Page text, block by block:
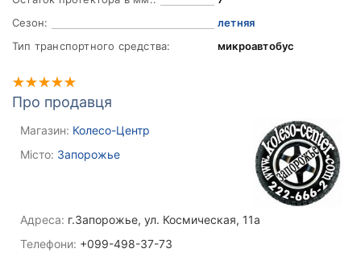
Сезон:
летняя
Тип транспортного средства:
микроавтобус
Про продавця
Магазин: Колесо-Центр
Місто: Запорожье
Адреса: г.Запорожье, ул. Космическая, 11а
Телефони: +099-498-37-73